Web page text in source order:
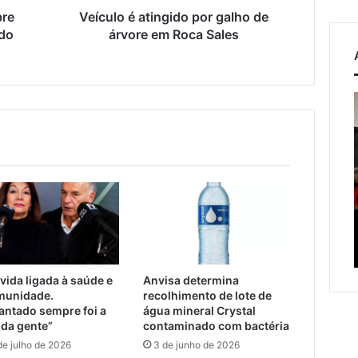
SalesVeículo é atingido por galho de
árvore em Roca Sales
ligada à saúde e
sempre foi a
gente”
julho de 2026
Anvisa determina
recolhimento de lote de
água mineral Crystal
contaminado com bactéria
3 de junho de 2026
assina novos
para restringir
por nascimento
Rio
7 de agosto de 2026
A Balsa Vicentina do Rio
Guaporé